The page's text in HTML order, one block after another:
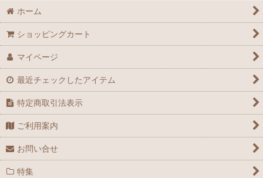
ホーム
ショッピングカート
マイページ
最近チェックしたアイテム
特定商取引法表示
ご利用案内
お問い合せ
特集